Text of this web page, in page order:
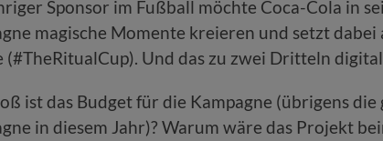
Sponsor im Fußball möchte Coca-Cola in
magische Momente kreieren und setzt
(#TheRitualCup). Und das zu zwei Dritteln
ist das Budget für die Kampagne (übrigens
in diesem Jahr)? Warum wäre das Projekt